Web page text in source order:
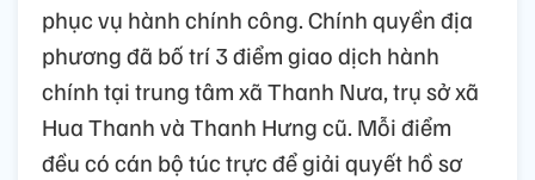
phục vụ hành chính công. Chính quyền địa
phương đã bố trí 3 điểm giao dịch hành
chính tại trung tâm xã Thanh Nưa, trụ sở xã
Hua Thanh và Thanh Hưng cũ. Mỗi điểm
đều có cán bộ túc trực để giải quyết hồ sơ